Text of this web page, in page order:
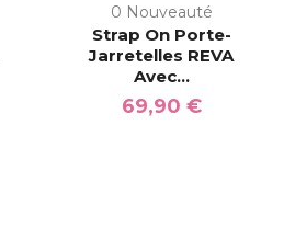
0 Nouveauté
Strap On Porte-
Jarretelles REVA
Avec...
69,90 €